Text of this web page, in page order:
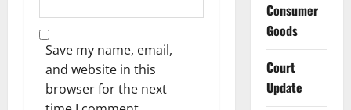
Save my name, email,
and website in this
browser for the next
Consumer
Goods
Court
Update